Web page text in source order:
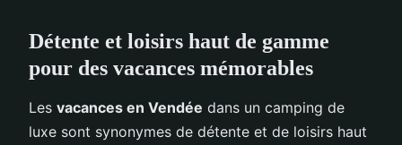
Détente et loisirs haut de gamme
pour des vacances mémorables
Les vacances en Vendée dans un camping de
luxe sont synonymes de détente et de loisirs haut